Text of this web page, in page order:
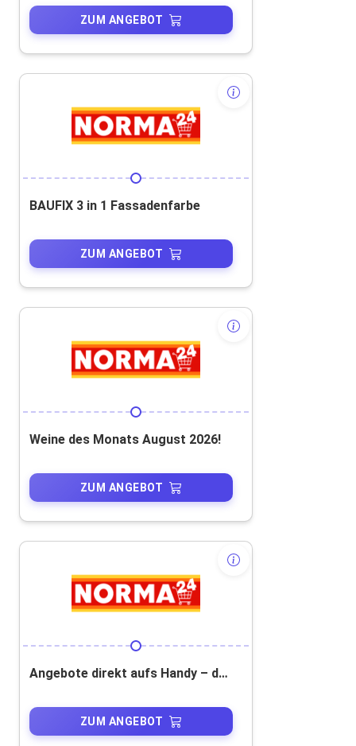
ZUM ANGEBOT
BAUFIX 3 in 1 Fassadenfarbe
ZUM ANGEBOT
Weine des Monats August 2026!
ZUM ANGEBOT
Angebote direkt aufs Handy – der WhatsApp-Service von Norma24! 10 % Gutschein erhalten!
ZUM ANGEBOT